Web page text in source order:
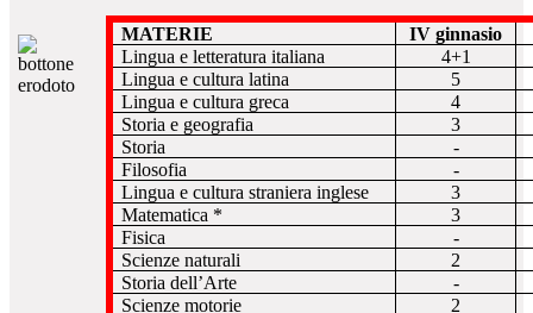
MATERIE
IV ginnasio
Lingua e letteratura italiana
4+1
Lingua e cultura latina
5
Lingua e cultura greca
4
Storia e geografia
3
Storia
-
Filosofia
-
Lingua e cultura straniera inglese
3
Matematica *
3
Fisica
-
Scienze naturali
2
Storia dell’Arte
-
Scienze motorie
2